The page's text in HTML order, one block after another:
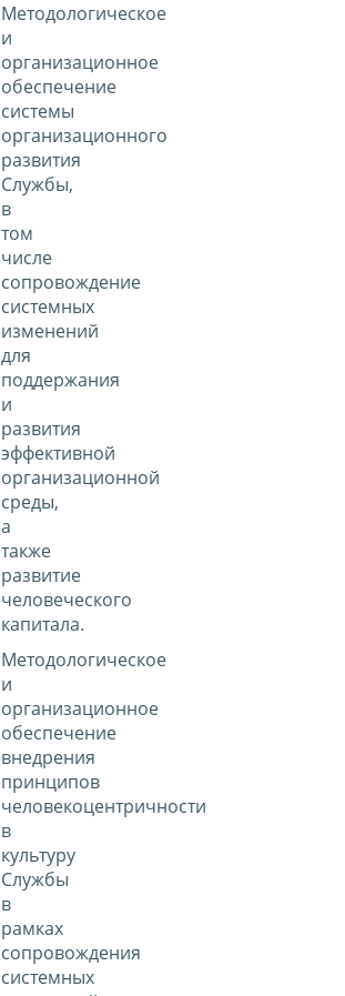
Методологическое
и
организационное
обеспечение
системы
организационного
развития
Службы,
в
том
числе
сопровождение
системных
изменений
для
поддержания
и
развития
эффективной
организационной
среды,
а
также
развитие
человеческого
капитала.
Методологическое
и
организационное
обеспечение
внедрения
принципов
человекоцентричности
в
культуру
Службы
в
рамках
сопровождения
системных